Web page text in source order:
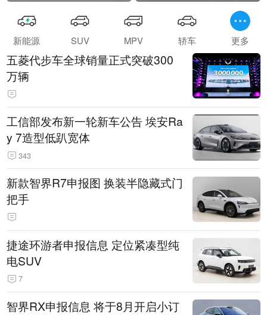
新能源 SUV MPV 轿车 更多
五菱代步车全球销量正式突破300
万辆
工信部发布新一轮新车公告 埃安Ra
y 7造型低趴宽体
343
新款智界R7申报图 换装半隐藏式门
把手
捷途环游者申报信息 定位紧凑型纯
电SUV
7
智界RX申报信息 将于8月开启小订